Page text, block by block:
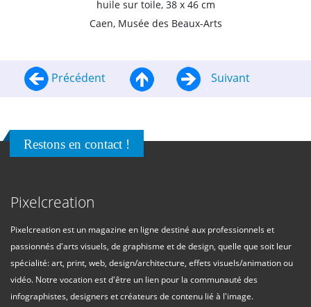
huile sur toile, 38 x 46 cm
Caen, Musée des Beaux-Arts
Précédent Suivant
Restons en contact !
Pixelcreation
Pixelcreation est un magazine en ligne destiné aux professionnels et
passionnés d'arts visuels, de graphisme et de design, quelle que soit leur
spécialité: art, print, web, design/architecture, effets visuels/animation ou
vidéo. Notre vocation est d'être un lien pour la communauté des
infographistes, designers et créateurs de contenu lié à l'image.